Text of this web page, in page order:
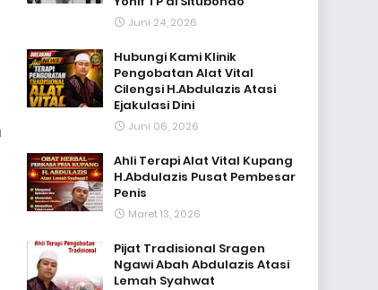
Juni 24, 2026
Hubungi Kami Klinik
Pengobatan Alat Vital
Cilengsi H.Abdulazis Atasi
Ejakulasi Dini
Juni 06, 2026
Ahli Terapi Alat Vital Kupang
H.Abdulazis Pusat Pembesar
Penis
Maret 13, 2026
Pijat Tradisional Sragen
Ngawi Abah Abdulazis Atasi
Lemah Syahwat